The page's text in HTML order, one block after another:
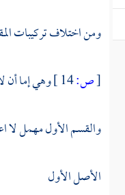
ومن اختلاف تركيبات
[ص:
وهي إما
والقسم الأول مهمل لا
الأصل الأول